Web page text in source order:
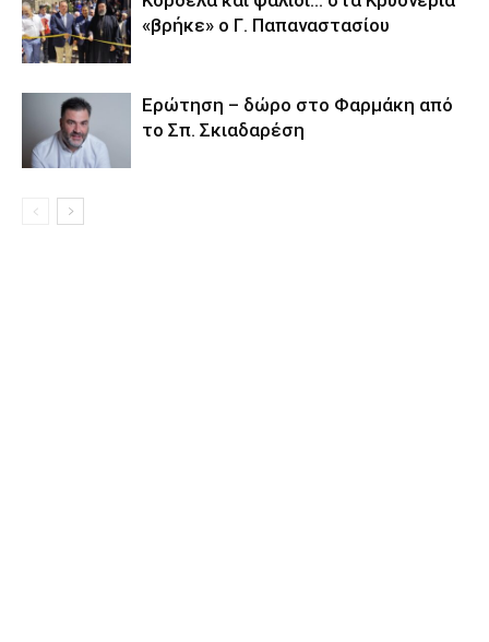
«βρήκε» ο Γ. Παπαναστασίου
Eρώτηση – δώρο στο Φαρμάκη από
το Σπ. Σκιαδαρέση